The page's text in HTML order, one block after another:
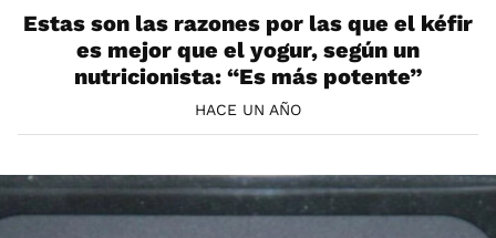
Estas son las razones por las que el kéfir
es mejor que el yogur, según un
nutricionista: “Es más potente”
HACE UN AÑO